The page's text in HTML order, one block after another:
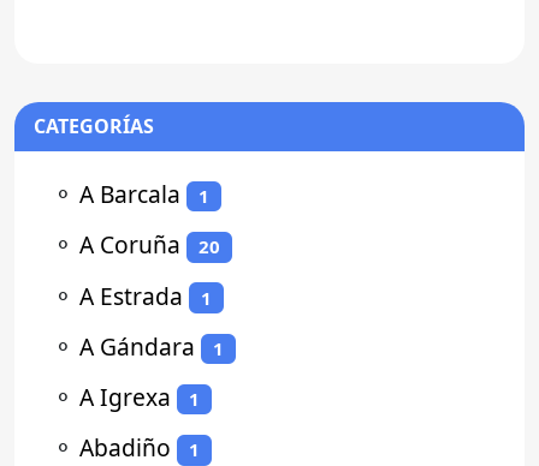
CATEGORÍAS
⚬ A Barcala 1
⚬ A Coruña 20
⚬ A Estrada 1
⚬ A Gándara 1
⚬ A Igrexa 1
⚬ Abadiño 1